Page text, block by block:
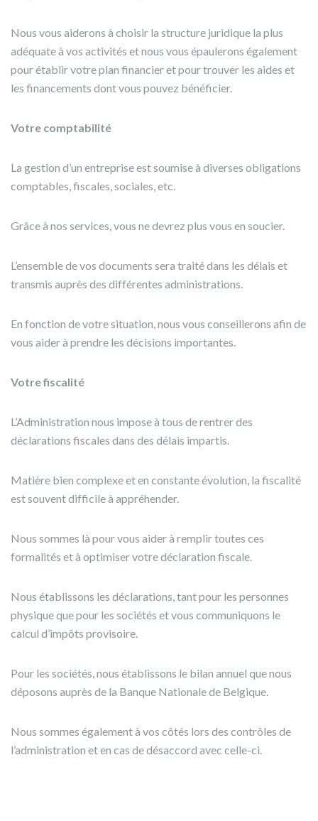
Nous vous aiderons à choisir la structure juridique la plus
adéquate à vos activités et nous vous épaulerons également
pour établir votre plan financier et pour trouver les aides et
les financements dont vous pouvez bénéficier.
Votre comptabilité
La gestion d’un entreprise est soumise à diverses obligations
comptables, fiscales, sociales, etc.
Grâce à nos services, vous ne devrez plus vous en soucier.
L’ensemble de vos documents sera traité dans les délais et
transmis auprès des différentes administrations.
En fonction de votre situation, nous vous conseillerons afin de
vous aider à prendre les décisions importantes.
Votre fiscalité
L’Administration nous impose à tous de rentrer des
déclarations fiscales dans des délais impartis.
Matière bien complexe et en constante évolution, la fiscalité
est souvent difficile à appréhender.
Nous sommes là pour vous aider à remplir toutes ces
formalités et à optimiser votre déclaration fiscale.
Nous établissons les déclarations, tant pour les personnes
physique que pour les sociétés et vous communiquons le
calcul d’impôts provisoire.
Pour les sociétés, nous établissons le bilan annuel que nous
déposons auprès de la Banque Nationale de Belgique.
Nous sommes également à vos côtés lors des contrôles de
l’administration et en cas de désaccord avec celle-ci.